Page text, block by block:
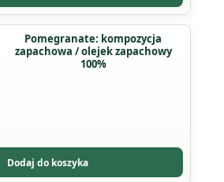
Pomegranate: kompozycja
zapachowa / olejek zapachowy
100%
Dodaj do koszyka